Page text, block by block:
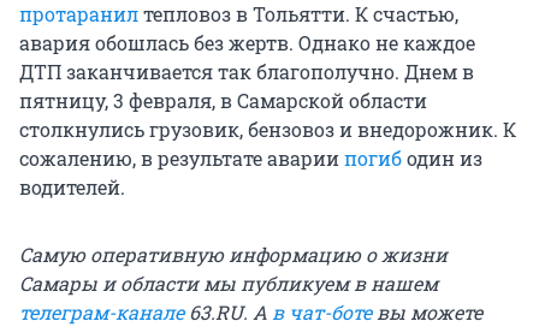
протаранилтепловоз в Тольятти. К счастью,
авария обошлась без жертв. Однако не каждое
ДТП заканчивается так благополучно. Днем в
пятницу, 3 февраля, в Самарской области
столкнулись грузовик, бензовоз и внедорожник. К
сожалению, в результате авариипогибодин из
водителей.
Самую оперативную информацию о жизни
Самары и области мы публикуем в нашем
телеграм-канале63.RU. Ав чат-ботевы можете